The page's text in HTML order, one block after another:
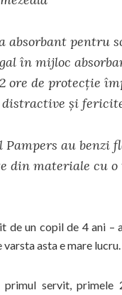
pentru
în mijloc
ore de protecţie
şi
Pampers au
din materiale cu
de un copil de 4 ani
asta e mare lucru.
servit, primele